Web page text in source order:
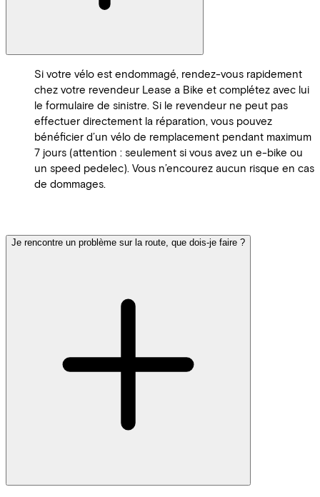
Si votre vélo est endommagé, rendez-vous rapidement
chez votre revendeur Lease a Bike et complétez avec lui
le formulaire de sinistre. Si le revendeur ne peut pas
effectuer directement la réparation, vous pouvez
bénéficier d’un vélo de remplacement pendant maximum
7 jours (attention : seulement si vous avez un e-bike ou
un speed pedelec). Vous n’encourez aucun risque en cas
de dommages.
Je rencontre un problème sur la route, que dois-je faire ?